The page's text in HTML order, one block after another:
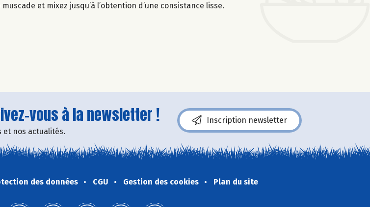
et mixez jusqu’à l’obtention d’une consistance lisse.
vous à la newsletter !
et nos actualités.
Inscription newsletter
des données CGU Gestion des cookies Plan du site